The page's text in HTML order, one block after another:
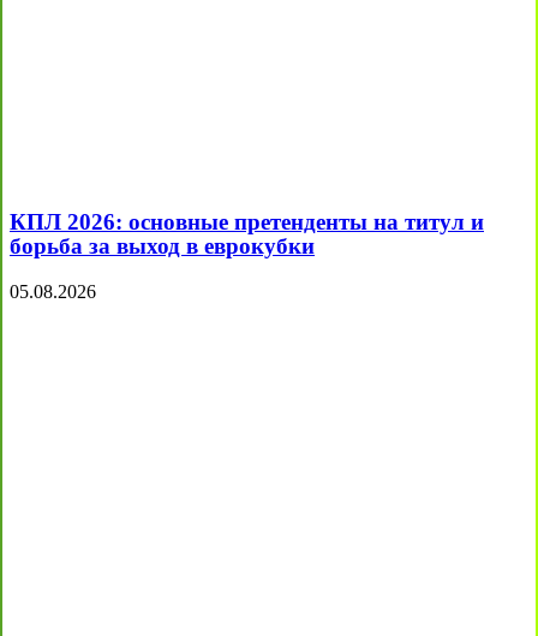
КПЛ 2026: основные претенденты на титул и
борьба за выход в еврокубки
05.08.2026